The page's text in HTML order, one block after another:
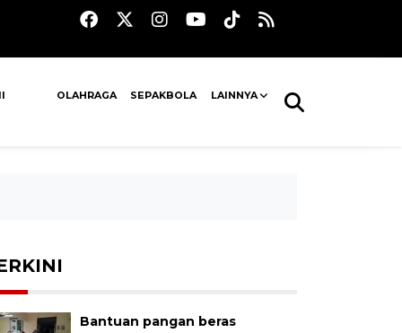
OLAHRAGA SEPAKBOLA LAINNYA
Bantuan pangan beras